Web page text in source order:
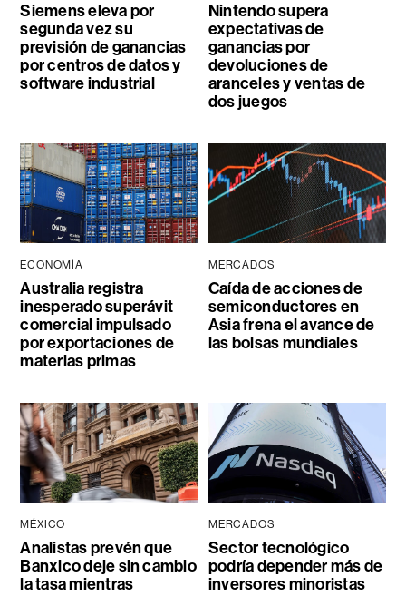
Siemens eleva por
segunda vez su
previsión de ganancias
por centros de datos y
software industrial
Nintendo supera
expectativas de
ganancias por
devoluciones de
aranceles y ventas de
dos juegos
ECONOMÍA
Australia registra
inesperado superávit
comercial impulsado
por exportaciones de
materias primas
MERCADOS
Caída de acciones de
semiconductores en
Asia frena el avance de
las bolsas mundiales
MÉXICO
Analistas prevén que
Banxico deje sin cambio
la tasa mientras
MERCADOS
Sector tecnológico
podría depender más de
inversores minoristas